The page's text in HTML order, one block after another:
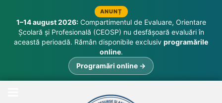
ANUNȚ
1–14 august 2026:Compartimentul de Evaluare, Orientare
Școlară și Profesională (CEOSP) nu desfășoară evaluări în
această perioadă. Rămân disponibile exclusiv programările
online.
Programări online →